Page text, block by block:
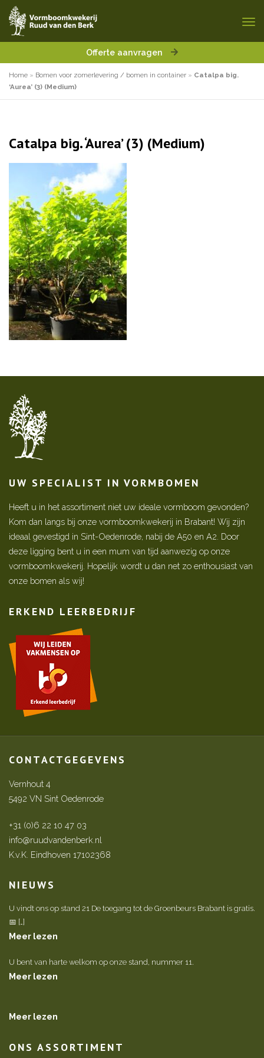
Offerte aanvragen
Home » Bomen voor zomerlevering / bomen in container » Catalpa big.
‘Aurea’ (3) (Medium)
Catalpa big. ‘Aurea’ (3) (Medium)
UW SPECIALIST IN VORMBOMEN
Heeft u in het assortiment niet uw ideale vormboom gevonden?
Kom dan langs bij onze vormboomkwekerij in Brabant! Wij zijn
ideaal gevestigd in Sint-Oedenrode, nabij de A50 en A2. Door
deze ligging bent u in een mum van tijd aanwezig op onze
vormboomkwekerij. Hopelijk wordt u dan net zo enthousiast van
onze bomen als wij!
ERKEND LEERBEDRIJF
CONTACTGEGEVENS
Vernhout 4
5492 VN Sint Oedenrode
+31 (0)6 22 10 47 03
info@ruudvandenberk.nl
K.v.K. Eindhoven 17102368
NIEUWS
U vindt ons op stand 21 De toegang tot de Groenbeurs Brabant is gratis.
📅 […]
Meer lezen
U bent van harte welkom op onze stand, nummer 11.
Meer lezen
Meer lezen
ONS ASSORTIMENT